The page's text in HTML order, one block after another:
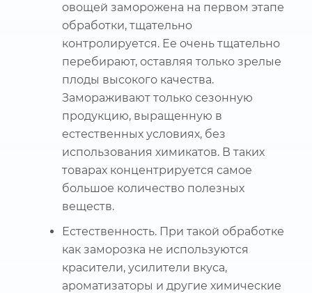
овощей заморожена на первом этапе
обработки, тщательно
контролируется. Ее очень тщательно
перебирают, оставляя только зрелые
плоды высокого качества.
Замораживают только сезонную
продукцию, выращенную в
естественных условиях, без
использования химикатов. В таких
товарах концентрируется самое
большое количество полезных
веществ.
Естественность. При такой обработке
как заморозка не используются
красители, усилители вкуса,
ароматизаторы и другие химические